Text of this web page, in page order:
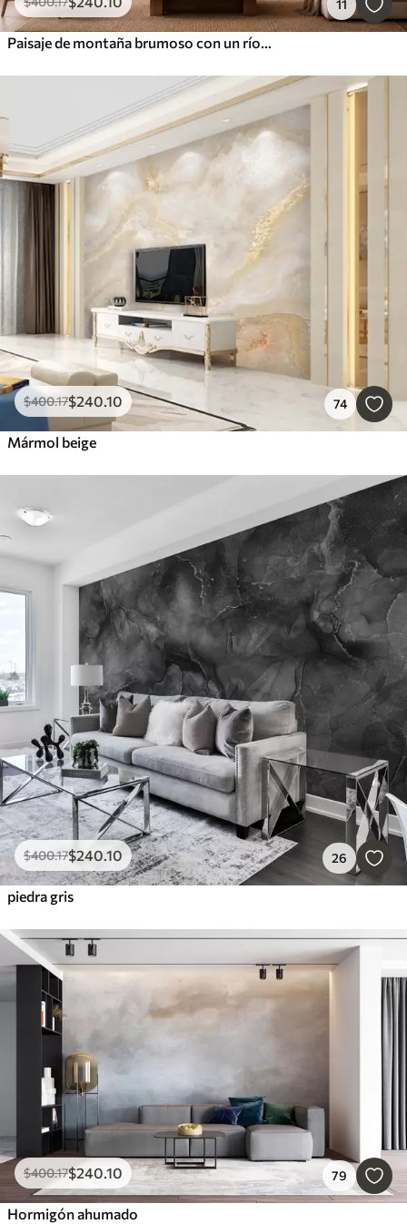
11
Paisaje de montaña brumoso con un río y pájaros
$400.17$240 .10 74
Mármol beige
$400.17$240 .10 26
piedra gris
$400.17$240.10 79
Hormigón ahumado